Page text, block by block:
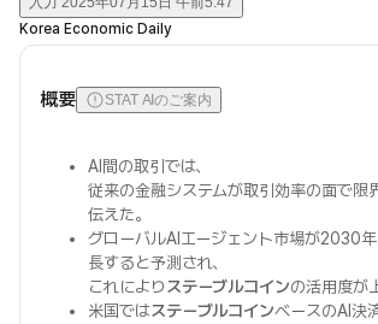
Korea Economic Daily
概要 STAT AIのご案内
AI間の取引では、
従来の金融システムが取引効率の面で限
伝えた。
グローバルAIエージェント市場が2030
長すると予測され、
これによりステーブルコインの活用度が
米国ではステーブルコインベースのAI決